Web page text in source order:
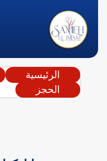
الرئيسية
الحجز